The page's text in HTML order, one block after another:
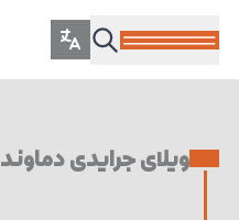
ویلای جرایدی دماوند